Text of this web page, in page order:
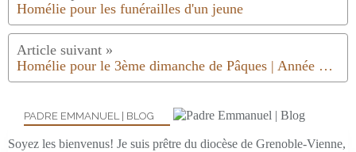
Homélie pour les funérailles d'un jeune
Homélie pour le 3ème dimanche de Pâques | Année B | 2021
PADRE EMMANUEL | BLOG
Soyez les bienvenus! Je suis prêtre du diocèse de Grenoble-Vienne,